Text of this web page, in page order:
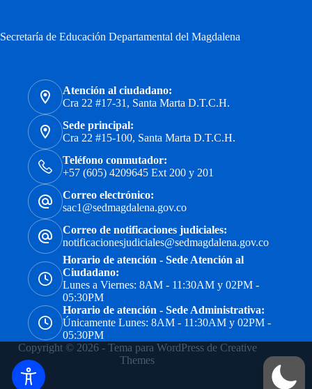
Secretaría de Educación Departamental del Magdalena
Atención al ciudadano:
Cra 22 #17-31, Santa Marta D.T.C.H.
Sede principal:
Cra 22 #15-100, Santa Marta D.T.C.H.
Teléfono conmutador:
+57 (605) 4209645 Ext 200 y 201
Correo electrónico:
sac1@sedmagdalena.gov.co
Correo de notificaciones judiciales:
notificacionesjudiciales@sedmagdalena.gov.co
Horario de atención - Sede Atención al
Ciudadano:
Lunes a Viernes: 8AM - 11:30AM y 02PM -
05:30PM
Horario de atención - Sede Administrativa:
Únicamente Lunes: 8AM - 11:30AM y 02PM -
05:30PM
Copyright © 2026 - Tema para WordPress de Creative
Themes